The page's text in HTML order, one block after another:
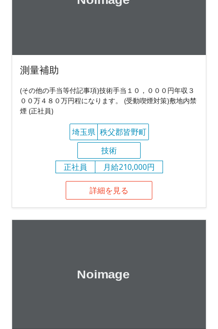
測量補助
(その他の手当等付記事項)技術手当１０，０００円年収３
００万４８０万円程になります。 (受動喫煙対策)敷地内禁
煙 (正社員)
埼玉県 秩父郡皆野町
技術
正社員
月給210,000円
詳細を見る